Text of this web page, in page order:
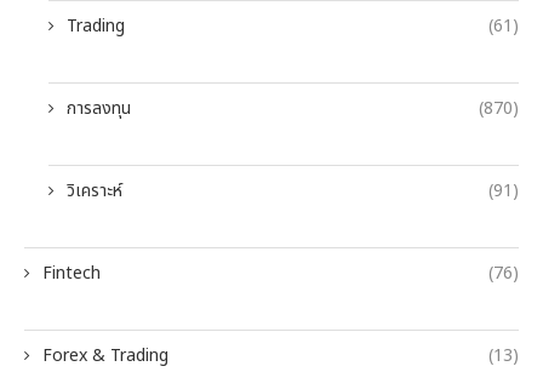
Trading (61)
การลงทุน (870)
วิเคราะห์ (91)
Fintech (76)
Forex & Trading (13)